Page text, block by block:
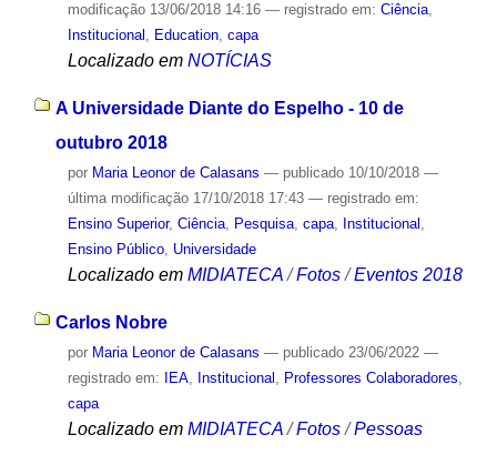
modificação13/06/2018 14:16 — registrado em: Ciência,
Institucional , Education, capa
Localizado em NOTÍCIAS
A Universidade Diante do Espelho - 10 de
outubro 2018
por Maria Leonor de Calasans — publicado10/10/2018 —
última modificação17/10/2018 17:43 — registrado em:
Ensino Superior, Ciência, Pesquisa, capa, Institucional ,
Ensino Público, Universidade
Localizado em MIDIATECA /Fotos /Eventos 2018
Carlos Nobre
por Maria Leonor de Calasans — publicado23/06/2022 —
registrado em:
IEA, Institucional Professores Colaboradores
capa
Localizado em MIDIATECA /Fotos /Pessoas